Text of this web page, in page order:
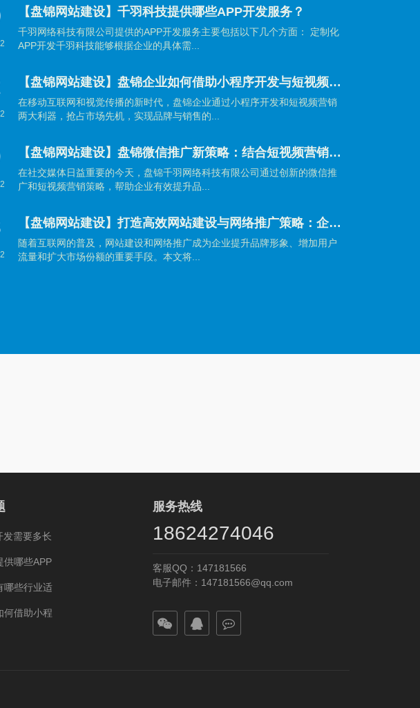
【盘锦网站建设】千羽科技提供哪些APP开发服务？
千羽网络科技有限公司提供的APP开发服务主要包括以下几个方面： 定制化
APP开发千羽科技能够根据企业的具体需...
【盘锦网站建设】盘锦企业如何借助小程序开发与短视频营销抢占市场先机？
在移动互联网和视觉传播的新时代，盘锦企业通过小程序开发和短视频营销
两大利器，抢占市场先机，实现品牌与销售的...
【盘锦网站建设】盘锦微信推广新策略：结合短视频营销引爆品牌传播
在社交媒体日益重要的今天，盘锦千羽网络科技有限公司通过创新的微信推
广和短视频营销策略，帮助企业有效提升品...
【盘锦网站建设】打造高效网站建设与网络推广策略：企业制胜数字时代的秘籍
随着互联网的普及，网站建设和网络推广成为企业提升品牌形象、增加用户
流量和扩大市场份额的重要手段。本文将...
发需要多长
供哪些APP
哪些行业适
何借助小程
服务热线
18624274046
客服QQ：147181566
电子邮件：147181566@qq.com